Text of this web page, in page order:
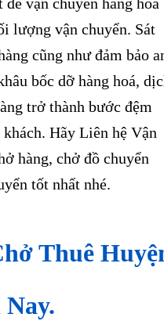
lượng vận chuyển. Sát
cũng như đảm bảo
bốc dỡ hàng hoá,
trở thành bước đệm
Hãy Liên hệ Vận
hàng, chở đồ chuyển
tốt nhất nhé.
Thuê